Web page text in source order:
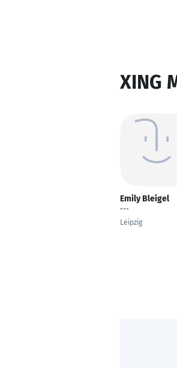
XING
Emily Bleigel
---
Leipzig